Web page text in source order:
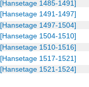
[Hansetage 1485-1491]
[Hansetage 1491-1497]
[Hansetage 1497-1504]
[Hansetage 1504-1510]
[Hansetage 1510-1516]
[Hansetage 1517-1521]
[Hansetage 1521-1524]